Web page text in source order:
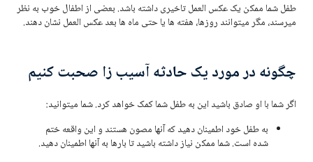
طفل شما ممکن یک عکس العمل تاخیری داشته باشد. بعضی از اطفال خوب به نظر
میرسند، مگر میتوانند روزها، هفته ها یا حتی ماه ها بعد عکس العمل نشان دهند.
چگونه در مورد یک حادثه آسیب زا صحبت کنیم
اگر شما با او صادق باشید این به طفل شما کمک خواهد کرد. شما میتوانید:
به طفل خود اطمینان دهید که آنها مصون هستند و این واقعه ختم
شده است. شما ممکن نیاز داشته باشید تا بارها به آنها اطمینان دهید.